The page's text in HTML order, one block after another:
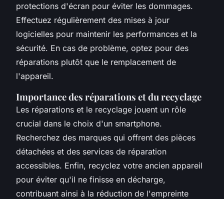
protections d'écran pour éviter les dommages.
Effectuez régulièrement des mises à jour
logicielles pour maintenir les performances et la
sécurité. En cas de problème, optez pour des
réparations plutôt que le remplacement de
l'appareil.
Importance des réparations et du recyclage
Les réparations et le recyclage jouent un rôle
crucial dans le choix d'un smartphone.
Recherchez des marques qui offrent des pièces
détachées et des services de réparation
accessibles. Enfin, recyclez votre ancien appareil
pour éviter qu'il ne finisse en décharge,
contribuant ainsi à la réduction de l'empreinte